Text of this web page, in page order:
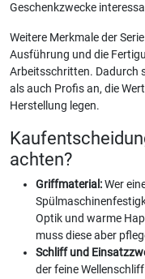
Geschenkzwecke
Weitere Merkmale der
Ausführung und die
Arbeitsschritten. Dadurch
als auch Profis an, die
Herstellung legen.
achten?
Griffmaterial:Wer
Optik und warme
muss diese aber
Schliff und
der feine